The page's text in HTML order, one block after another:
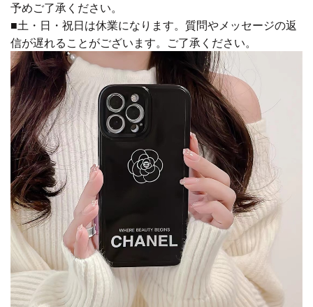
予めご了承ください。
■土・日・祝日は休業になります。質問やメッセージの返
信が遅れることがございます。ご了承ください。